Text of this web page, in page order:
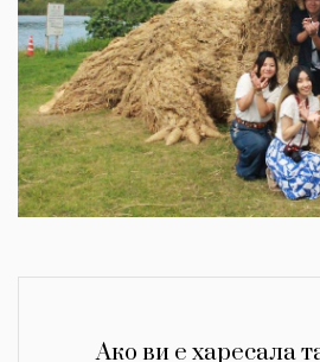
Ако ви е харесала